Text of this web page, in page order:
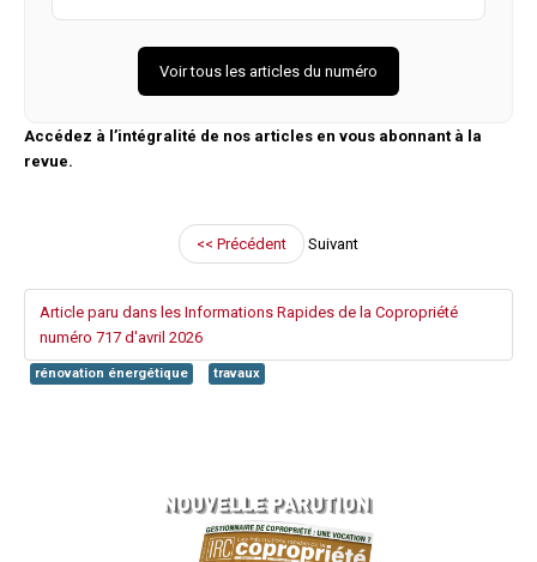
Voir tous les articles du numéro
Accédez à l’intégralité de nos articles en vous abonnant à la
revue.
<< Précédent Suivant
Article paru dans les Informations Rapides de la Copropriété
numéro 717 d'avril 2026
rénovation énergétique travaux